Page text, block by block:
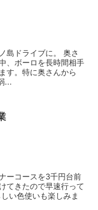
島ドライブに。 奥さ
、ボーロを長時間相手
す。特に奥さんから
...
ーコースを3千円台前
てきたので早速行って
い色使いも楽しみま